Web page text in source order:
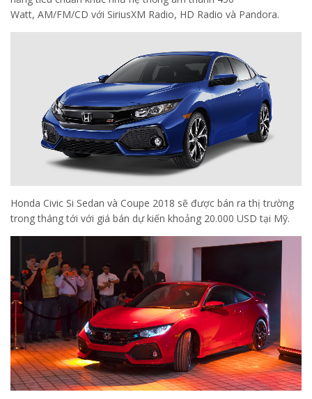
Watt, AM/FM/CD với SiriusXM Radio, HD Radio và Pandora.
Honda Civic Si Sedan và Coupe 2018 sẽ được bán ra thị trường
trong tháng tới với giá bán dự kiến khoảng 20.000 USD tại Mỹ.